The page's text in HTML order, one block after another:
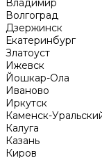
Владимир
Волгоград
Дзержинск
Екатеринбург
Златоуст
Ижевск
Йошкар-Ола
Иваново
Иркутск
Каменск-
Калуга
Казань
Киров